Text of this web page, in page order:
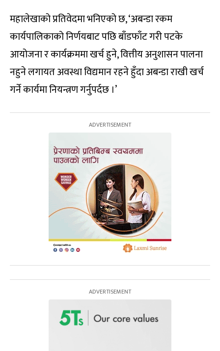
महालेखाको प्रतिवेदमा भनिएको छ, ‘अबन्डा रकम
कार्यपालिकाको निर्णयबाट पछि बाँडफाँट गरी पटके
आयोजना र कार्यक्रममा खर्च हुने, वित्तीय अनुशासन पालना
नहुने लगायत अवस्था विद्यमान रहने हुँदा अबन्डा राखी खर्च
गर्ने कार्यमा नियन्त्रण गर्नुपर्दछ ।’